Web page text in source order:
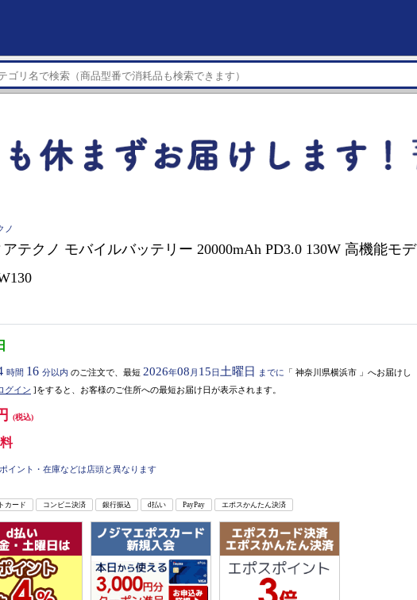
ノ
テクノ モバイルバッテリー 20000mAh PD3.0 130W 高機能モデ
時間 16 分以内 のご注文で、最短 2026年08 月 15日 土曜日 までに 「 神奈川県横浜市 」 へお届けし
グイン ]をすると、お客様のご住所への最短お届け日が表示されます。
(税込)
イント・在庫などは店頭と異なります
カード コンビニ決済 銀行振込 d払い PayPay エポスかんたん決済